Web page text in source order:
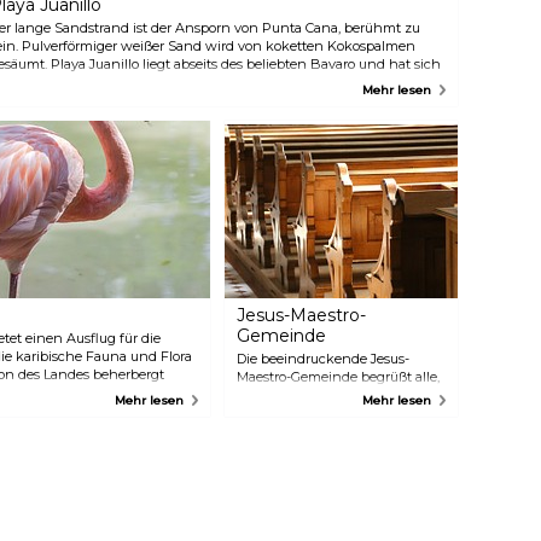
zulernen. Es besteht die
Möglichkeit, mit einem Führer
oder unabhängig den Park zu
Juanillo
lange Sandstrand ist der Ansporn von Punta Cana, berühmt zu
Pulverförmiger weißer Sand wird von koketten Kokospalmen
Playa Juanillo liegt abseits des beliebten Bavaro und hat sich
ursprünglichen Charme bewahrt, und vieles davon scheint
Umgebung mit einem einzigen Restaurant ist es der
Ort, um sich auf den Sonnenliegen zu entspannen und den
zu genießen.
Mehr lesen
einen Ausflug für die
karibische Fauna und Flora
des Landes beherbergt
haben sogar die
Mehr lesen
Jesus-Maestro-
Gemeinde
Die beeindruckende Jesus-
Maestro-Gemeinde begrüßt alle,
die an einer Messe in einem
Mehr lesen